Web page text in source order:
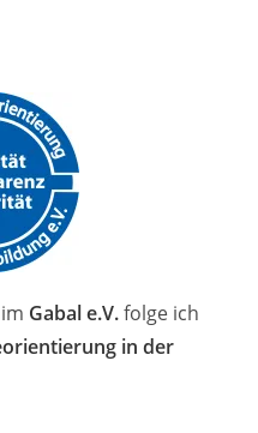
Gabal e.V.folge ich
in der